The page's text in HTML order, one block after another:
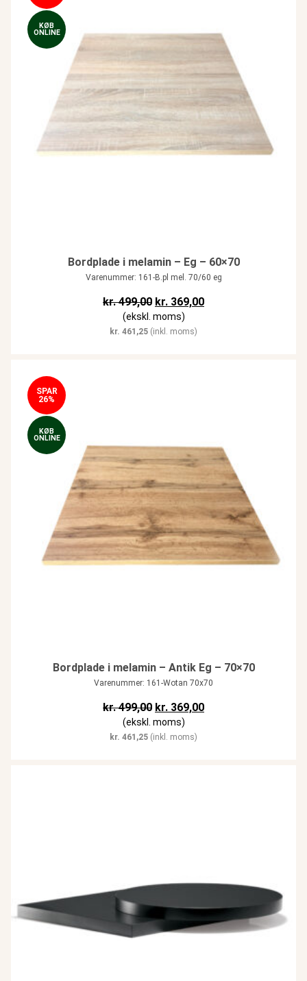
KØB
ONLINE
Bordplade i melamin – Eg – 60×70
Varenummer: 161-B.pl mel. 70/60 eg
kr.499,00 Den oprindelige pris var: kr.
kr. 369,00Den aktuelle pris er:
(ekskl. moms)
kr. 461,25 (inkl. moms)
SPAR
26%
KØB
ONLINE
Bordplade i melamin – Antik Eg – 70×70
Varenummer: 161-Wotan 70x70
kr.499,00 Den oprindelige pris var: kr.
kr. 369,00Den aktuelle pris er:
(ekskl. moms)
kr. 461,25 (inkl. moms)